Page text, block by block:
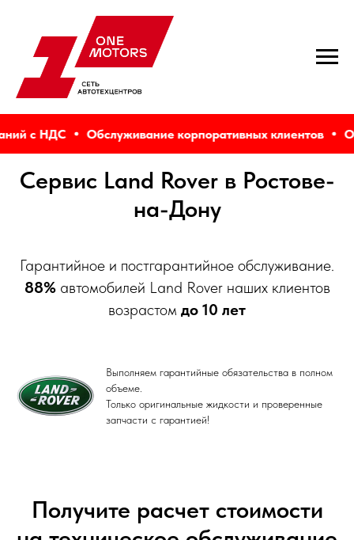
с НДС Обслуживание корпоративных клиентов
Сервис Land Rover в Ростове-
на-Дону
Гарантийное и постгарантийное обслуживание.
88%автомобилей Land Rover наших клиентов
возрастом до 10 лет
Выполняем гарантийные обязательства в полном
объеме.
Только оригинальные жидкости и проверенные
запчасти с гарантией!
Получите расчет стоимости